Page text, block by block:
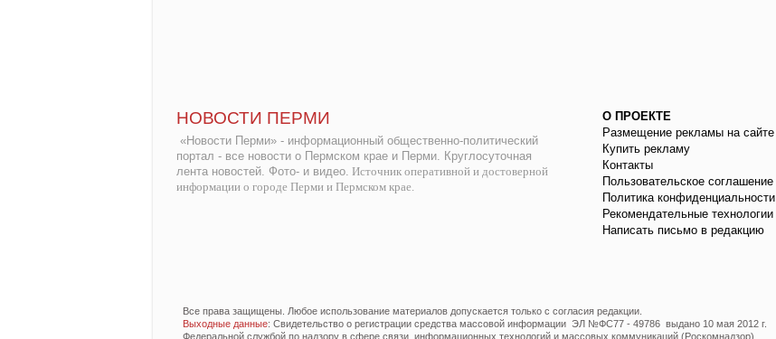
НОВОСТИ ПЕРМИ
«Новости Перми» - информационный общественно-политический
портал - все новости о Пермском крае и Перми. Круглосуточная
лента новостей. Фото- и видео. Источник оперативной и достоверной
информации о городе Перми и Пермском крае.
О ПРОЕКТЕ
Размещение рекламы на сайте
Купить рекламу
Контакты
Пользовательское соглашение
Политика конфиденциальности
Рекомендательные технологии
Написать письмо в редакцию
Все права защищены. Любое использование материалов допускается только с согласия редакции.
Выходные данные: Свидетельство о регистрации средства массовой информации ЭЛ №ФС77 - 49786 выдано 10 мая 2012 г.
Федеральной службой по надзору в сфере связи, информационных технологий и массовых коммуникаций (Роскомнадзор).